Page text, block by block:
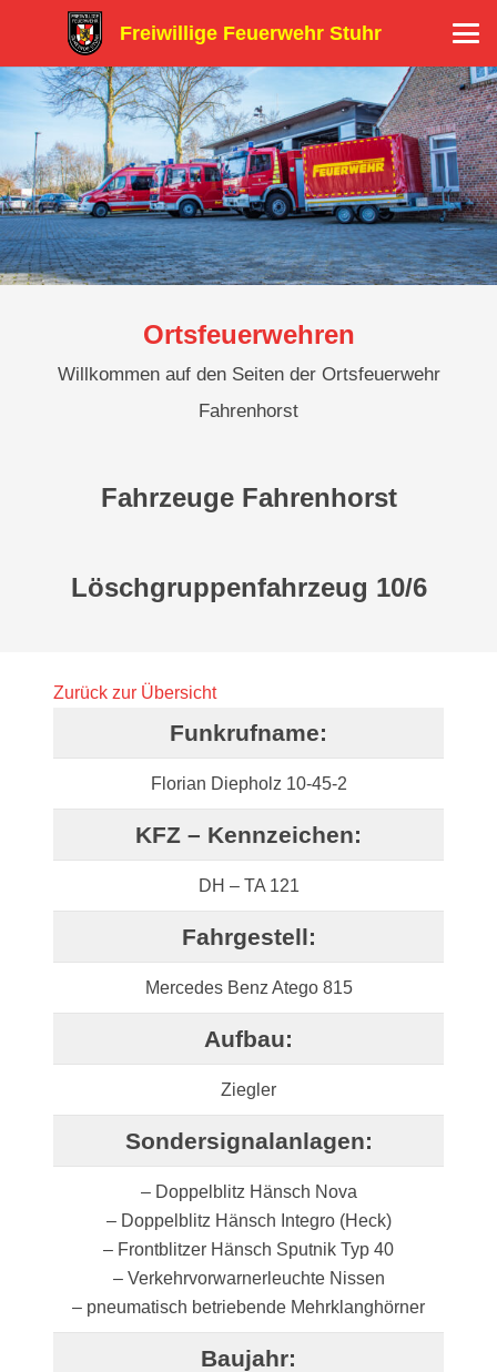
Freiwillige Feuerwehr Stuhr
Ortsfeuerwehren
Willkommen auf den Seiten der Ortsfeuerwehr
Fahrenhorst
Fahrzeuge Fahrenhorst
Löschgruppenfahrzeug 10/6
Zurück zur Übersicht
Funkrufname:
Florian Diepholz 10-45-2
KFZ – Kennzeichen:
DH – TA 121
Fahrgestell:
Mercedes Benz Atego 815
Aufbau:
Ziegler
Sondersignalanlagen:
– Doppelblitz Hänsch Nova
– Doppelblitz Hänsch Integro (Heck)
– Frontblitzer Hänsch Sputnik Typ 40
– Verkehrvorwarnerleuchte Nissen
– pneumatisch betriebende Mehrklanghörner
Baujahr: